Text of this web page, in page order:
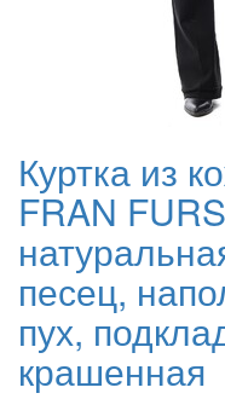
Куртка из
FRAN
песец,
пух,
крашенная